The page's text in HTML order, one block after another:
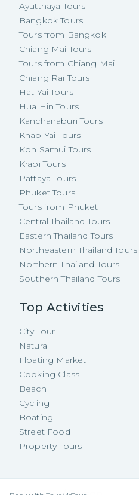
Ayutthaya Tours
Bangkok Tours
Tours from Bangkok
Chiang Mai Tours
Tours from Chiang Mai
Chiang Rai Tours
Hat Yai Tours
Hua Hin Tours
Kanchanaburi Tours
Khao Yai Tours
Koh Samui Tours
Krabi Tours
Pattaya Tours
Phuket Tours
Tours from Phuket
Central Thailand Tours
Eastern Thailand Tours
Northeastern Thailand Tours
Northern Thailand Tours
Southern Thailand Tours
Top Activities
City Tour
Natural
Floating Market
Cooking Class
Beach
Cycling
Boating
Street Food
Property Tours